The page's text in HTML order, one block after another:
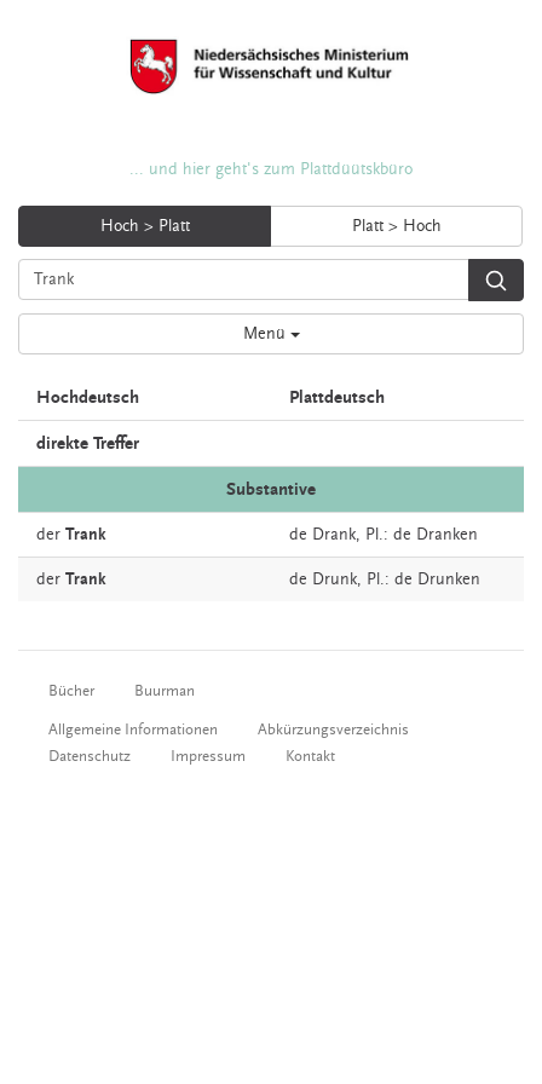
... und hier geht's zum Plattdüütskbüro
Hoch > Platt Platt > Hoch
Menü
Hochdeutsch Plattdeutsch
direkte Treffer
Substantive
der Trank de Drank, Pl.: de Dranken
der Trank de Drunk, Pl.: de Drunken
Bücher Buurman
Allgemeine Informationen
Abkürzungsverzeichnis
Datenschutz
Impressum Kontakt